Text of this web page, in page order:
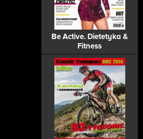
Be Active. Dietetyka &
Fitness